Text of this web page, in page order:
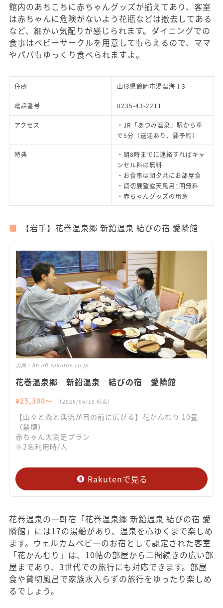
館内のあちこちに赤ちゃんグッズが揃えてあり、客室
は赤ちゃんに危険がないよう花瓶などは撤去してある
など、細かい気配りが感じられます。ダイニングでの
食事はベビーサークルを用意してもらえるので、ママ
やパパもゆっくり食べられますよ。
住所 山形県鶴岡市湯温海丁3
電話番号 0235-43-2211
アクセス
・JR「あつみ温泉」駅から車
で5分（送迎あり、要予約）
特典
・朝8時までに連絡すればキャ
ンセル料は無料
・お食事は朝夕共にお部屋食
・貸切展望露天風呂1回無料
・赤ちゃんグッズの用意
【岩手】花巻温泉郷 新鉛温泉 結びの宿 愛隣館
出典： hb.afl.rakuten.co.jp
花巻温泉郷 新鉛温泉 結びの宿 愛隣館
¥25,300〜 （2026/06/19 時点）
【山々と森と渓流が目の前に広がる】花かんむり 10畳
（禁煙）
赤ちゃん大満足プラン
※2名利用時/人
Rakutenで見る
花巻温泉の一軒宿「花巻温泉郷 新鉛温泉 結びの宿 愛
隣館」には17の湯船があり、温泉を心ゆくまで楽しめ
ます。ウェルカムベビーのお宿として認定された客室
「花かんむり」は、10帖の部屋から二間続きの広い部
屋まであり、3世代での旅行にも対応できます。部屋
食や貸切風呂で家族水入らずの旅行をゆったり楽しめ
るでしょう。